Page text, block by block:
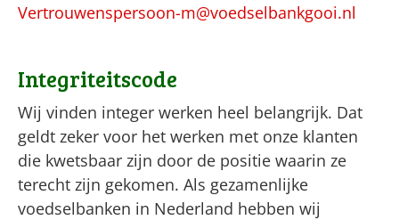
Vertrouwenspersoon-m@voedselbankgooi.nl
Integriteitscode
Wij vinden integer werken heel belangrijk. Dat
geldt zeker voor het werken met onze klanten
die kwetsbaar zijn door de positie waarin ze
terecht zijn gekomen. Als gezamenlijke
voedselbanken in Nederland hebben wij